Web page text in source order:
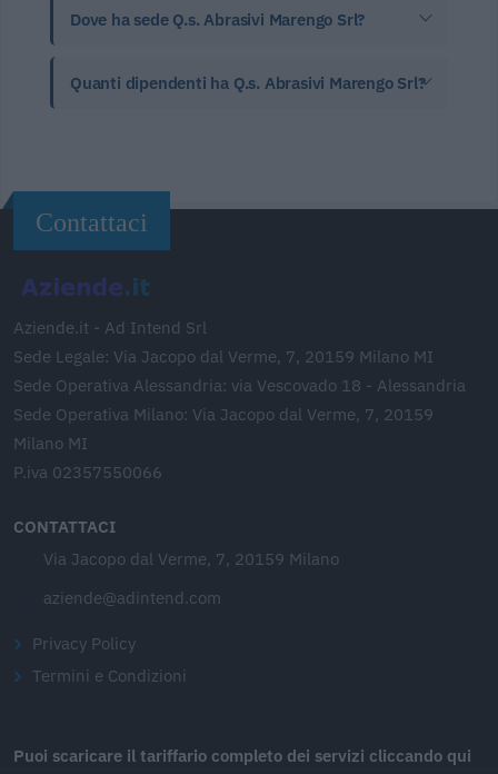
Dove ha sede Q.s. Abrasivi Marengo Srl?
Quanti dipendenti ha Q.s. Abrasivi Marengo Srl?
Contattaci
Aziende.it - Ad Intend Srl
Sede Legale: Via Jacopo dal Verme, 7, 20159 Milano MI
Sede Operativa Alessandria: via Vescovado 18 - Alessandria
Sede Operativa Milano: Via Jacopo dal Verme, 7, 20159
Milano MI
P.iva 02357550066
CONTATTACI
Via Jacopo dal Verme, 7, 20159 Milano
aziende@adintend.com
Privacy Policy
Termini e Condizioni
Puoi scaricare il tariffario completo dei servizi cliccando qui